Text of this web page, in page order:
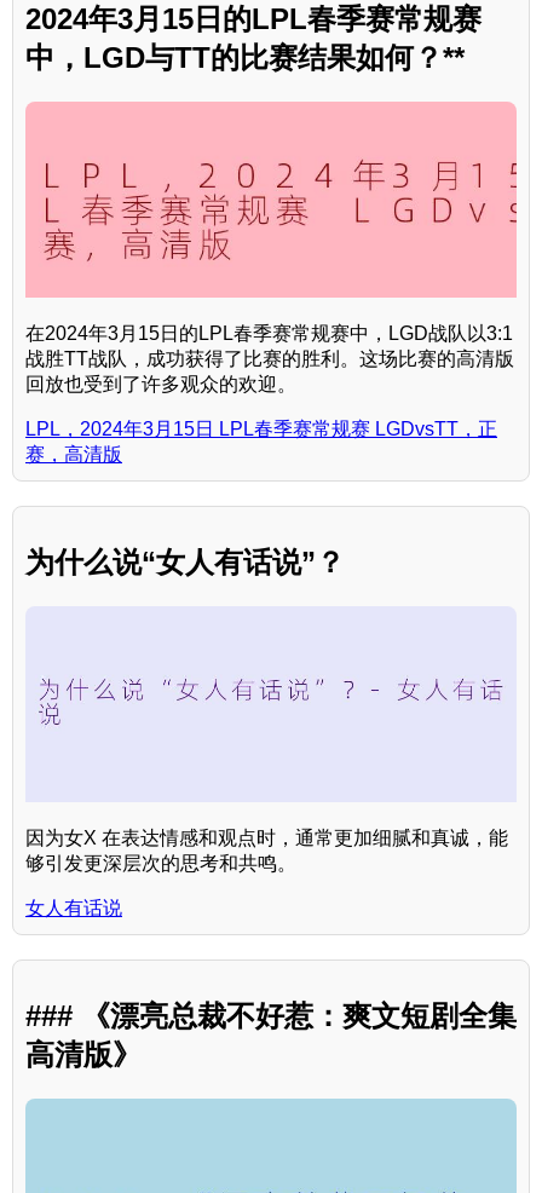
2024年3月15日的LPL春季赛常规赛
中，LGD与TT的比赛结果如何？**
在2024年3月15日的LPL春季赛常规赛中，LGD战队以3:1
战胜TT战队，成功获得了比赛的胜利。这场比赛的高清版
回放也受到了许多观众的欢迎。
LPL，2024年3月15日 LPL春季赛常规赛 LGDvsTT，正
赛，高清版
为什么说“女人有话说”？
因为女X 在表达情感和观点时，通常更加细腻和真诚，能
够引发更深层次的思考和共鸣。
女人有话说
### 《漂亮总裁不好惹：爽文短剧全集
高清版》